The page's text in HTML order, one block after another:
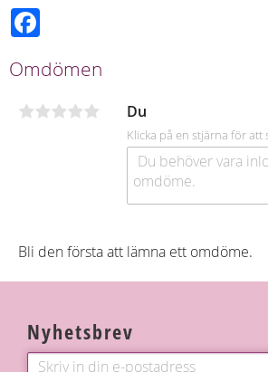
b
o
k
Omdömen
Du
Klicka på en stjärna för att
Bli den första att lämna ett omdöme.
Nyhetsbrev